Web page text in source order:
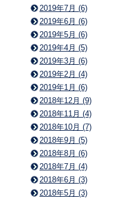
2019年7月 (6)
2019年6月 (6)
2019年5月 (6)
2019年4月 (5)
2019年3月 (6)
2019年2月 (4)
2019年1月 (6)
2018年12月 (9)
2018年11月 (4)
2018年10月 (7)
2018年9月 (5)
2018年8月 (6)
2018年7月 (4)
2018年6月 (3)
2018年5月 (3)